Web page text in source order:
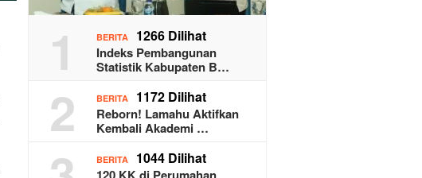
1 BERITA 1266 Dilihat
Indeks Pembangunan
Statistik Kabupaten B…
2 BERITA 1172 Dilihat
Reborn! Lamahu Aktifkan
Kembali Akademi …
BERITA 1044 Dilihat